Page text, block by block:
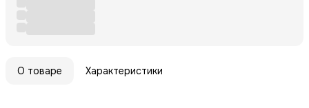
О товаре Характеристики